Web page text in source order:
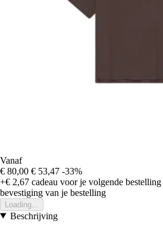
Vanaf
€ 80,00 € 53,47 -33%
+€ 2,67 cadeau voor je volgende bestelling
bevestiging van je bestelling
Loading...
Beschrijving